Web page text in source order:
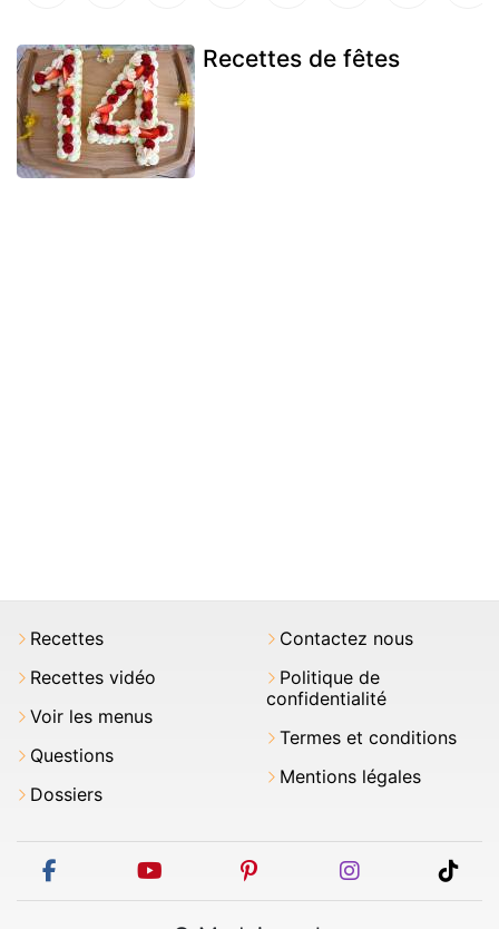
Recettes de fêtes
Recettes
Recettes vidéo
Voir les menus
Questions
Dossiers
Contactez nous
Politique de
confidentialité
Termes et conditions
Mentions légales
facebook youtube pinterest instagram